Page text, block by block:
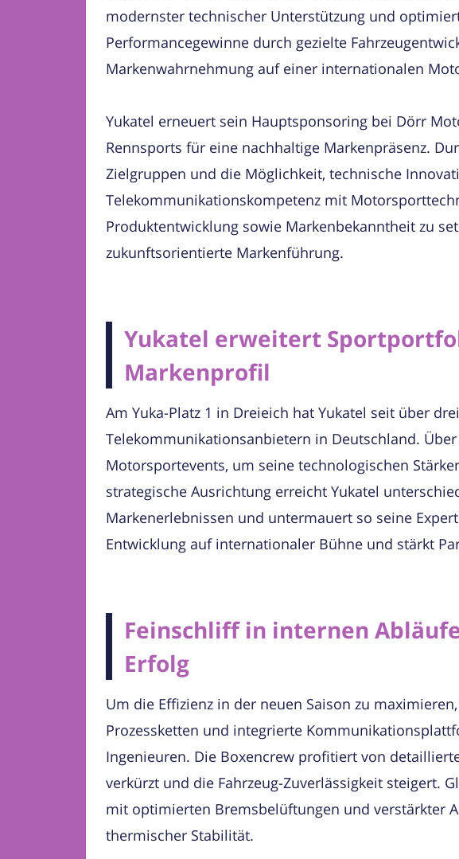
modernster technischer Unterstützung und
Performancegewinne durch gezielte
Markenwahrnehmung auf einer internationalen
Yukatel erneuert sein Hauptsponsoring bei Dörr
Rennsports für eine nachhaltige Markenpräsenz.
Zielgruppen und die Möglichkeit, technische
Telekommunikationskompetenz mit
Produktentwicklung sowie Markenbekanntheit zu
zukunftsorientierte Markenführung.
Yukatel erweitert
Markenprofil
Am Yuka-Platz 1 in Dreieich hat Yukatel seit über
Telekommunikationsanbietern in Deutschland.
Motorsportevents, um seine technologischen
strategische Ausrichtung erreicht Yukatel
Markenerlebnissen und untermauert so seine
Entwicklung auf internationaler Bühne und stärkt
Feinschliff in internen
Erfolg
Um die Effizienz in der neuen Saison zu
Prozessketten und integrierte
Ingenieuren. Die Boxencrew profitiert von
verkürzt und die Fahrzeug-Zuverlässigkeit steigert.
mit optimierten Bremsbelüftungen und verstärkter
thermischer Stabilität.